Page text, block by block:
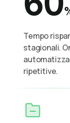
Tempo
stagionali.
ripetitive.